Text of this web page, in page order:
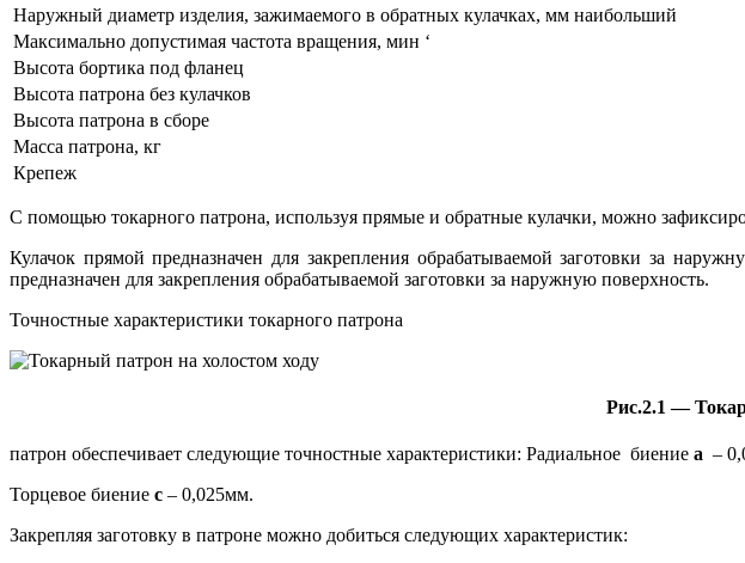
Наружный диаметр изделия, зажима­емого в обратных кулачках, мм наибольший
Максимально допустимая частота вращения, мин ‘
Высота бортика под фланец
Высота патрона без кулачков
Высота патрона в сборе
Масса патрона, кг
Крепеж
С помощью токарного патрона, используя прямые и обратные кулачки, можно
Кулачок прямой предназначен для закрепления обрабатываемой заготовки за
предназначен для закрепления обрабатываемой заготовки за наружную поверхность.
Точностные характеристики токарного патрона
Рис.2.1 —
патрон обеспечивает следующие точностные характеристики: Радиальное биение a –
Торцевое биение c – 0,025мм.
Закрепляя заготовку в патроне можно добиться следующих характеристик: